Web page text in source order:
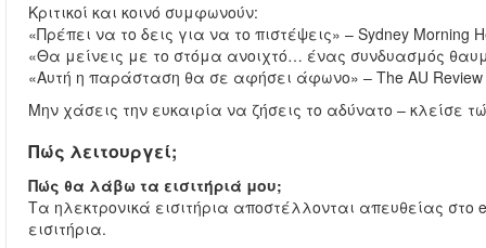
Κριτικοί και κοινό συμφωνούν:
«Πρέπει να το δεις για να το πιστέψεις» – Sydney Morning
«Θα μείνεις με το στόμα ανοιχτό… ένας συνδυασμός
«Αυτή η παράσταση θα σε αφήσει άφωνο» – The AU Review
Μην χάσεις την ευκαιρία να ζήσεις το αδύνατο – κλείσε
Πώς λειτουργεί;
Πώς θα λάβω τα εισιτήριά μου;
Τα ηλεκτρονικά εισιτήρια αποστέλλονται απευθείας στο
εισιτήρια.